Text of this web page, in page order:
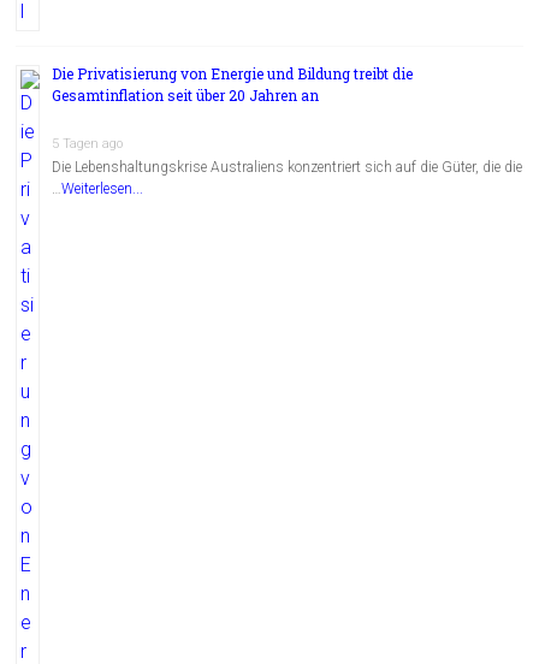
Die Privatisierung von Energie und Bildung treibt die
Gesamtinflation seit über 20 Jahren an
5 Tagen ago
Die Lebenshaltungskrise Australiens konzentriert sich auf die Güter, die die
…Weiterlesen...